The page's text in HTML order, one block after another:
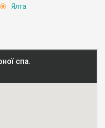
Ялта